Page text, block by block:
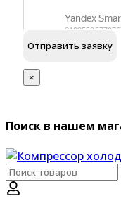
Я согласен на
×
Поиск в нашем